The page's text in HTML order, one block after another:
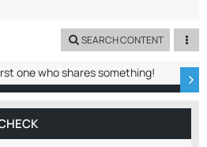
SEARCH CONTENT
RECENT ACTIVITY
one who shares something!